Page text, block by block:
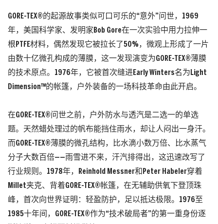
GORE-TEX®的起源故事类似可口可乐的“意外”问世，1969
年，美国科学家、发明家Bob Gore在一次实验中用力拉伸一
根 PTFE材料，偶然发现它被拉长了50%，微观上形成了一片
由数十亿微孔构成的薄膜，这一发现演变为GORE-TEX®薄膜
的技术原点。1976年，它被首次缝进Early Winters名为Light
Dimension™的帐篷，户外装备的一场科技革命由此开启。
在GORE-TEX®问世之前，户外防水与透汽是二选一的单选
题。天然蜡处理过的帆布能挡住雨水，却让人闷出一身汗。
而GORE-TEX®薄膜的微孔结构，比水滴小数万倍、比水蒸气
分子大数百倍——雨雪进不来，汗汽排得出，这迅速改写了
行业规则。1978年，Reinhold Messner和Peter Habeler穿着
Millet夹克、背着GORE-TEX®帐篷，在无辅助供氧下登顶珠
峰，首次向世界证明：轻盈防护，足以抵达极限。 1976至
1985十年间，GORE-TEX®作为“技术破局者”的第一重身份逐